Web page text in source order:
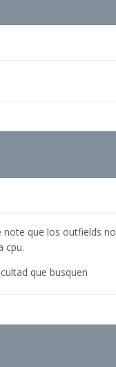
que los outfields
cpu.
que busquen